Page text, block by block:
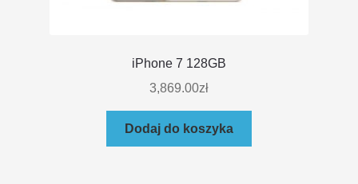
iPhone 7 128GB
3,869.00zł
Dodaj do koszyka